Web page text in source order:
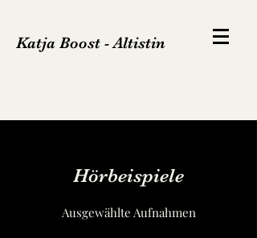
Katja Boost - Altistin
Hörbeispiele
Ausgewählte Aufnahmen